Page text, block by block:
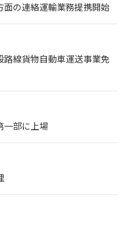
の連絡運輸業務提携開始
線貨物自動車運送事業免
一部に上場